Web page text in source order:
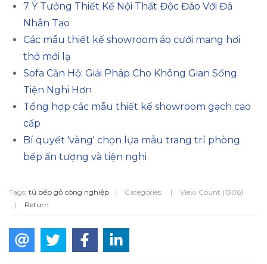
7 Ý Tưởng Thiết Kế Nội Thất Độc Đáo Với Đá
Nhân Tạo
Các mẫu thiết kế showroom áo cưới mang hơi
thở mới lạ
Sofa Căn Hộ: Giải Pháp Cho Không Gian Sống
Tiện Nghi Hơn
Tổng hợp các mẫu thiết kế showroom gạch cao
cấp
Bí quyết 'vàng' chọn lựa mẫu trang trí phòng
bếp ấn tượng và tiện nghi
Tags: tủ bếp gỗ công nghiệp | Categories: |
View Count (1306)
|
Return